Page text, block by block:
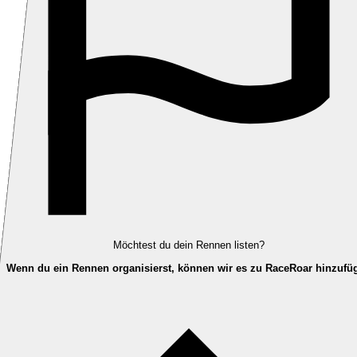
Möchtest du dein Rennen listen?
Wenn du ein Rennen organisierst, können wir es zu RaceRoar